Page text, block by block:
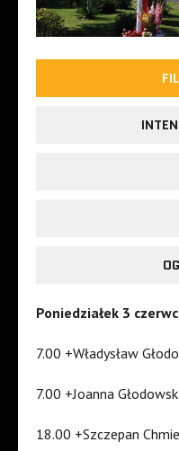
Poniedziałek 3
7.00 +Władysław
7.00 +Joanna
18.00 +Szczepan